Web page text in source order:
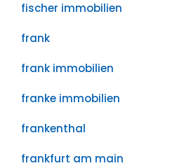
fischer immobilien
frank
frank immobilien
franke immobilien
frankenthal
frankfurt am main